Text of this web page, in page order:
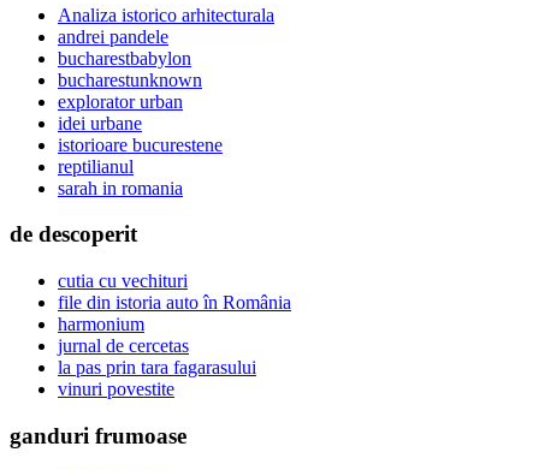
Analiza istorico arhitecturala
andrei pandele
bucharestbabylon
bucharestunknown
explorator urban
idei urbane
istorioare bucurestene
reptilianul
sarah in romania
de descoperit
cutia cu vechituri
file din istoria auto în România
harmonium
jurnal de cercetas
la pas prin tara fagarasului
vinuri povestite
ganduri frumoase